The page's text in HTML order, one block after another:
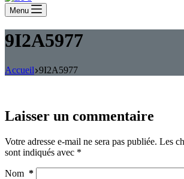
Menu
9I2A5977
Accueil 9I2A5977
Laisser un commentaire
Votre adresse e-mail ne sera pas publiée. Les
sont indiqués avec *
Nom *